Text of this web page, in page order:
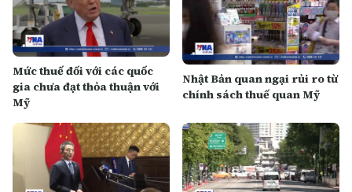
Mức thuế đối với các quốc
gia chưa đạt thỏa thuận với
Mỹ
Nhật Bản quan ngại rủi ro từ
chính sách thuế quan Mỹ